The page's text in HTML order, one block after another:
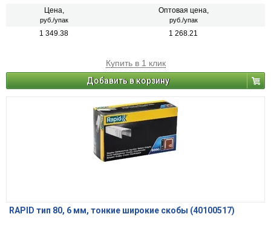
Цена,
руб./упак
Оптовая цена,
руб./упак
1 349.38 1 268.21
Купить в 1 клик
Добавить в корзину
RAPID тип 80, 6 мм, тонкие широкие скобы (40100517)